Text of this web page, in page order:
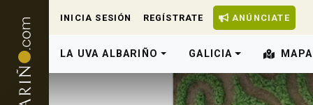
INICIA SESIÓN REGÍSTRATE ANÚNCIATE
LA UVA ALBARIÑO GALICIA MAPA